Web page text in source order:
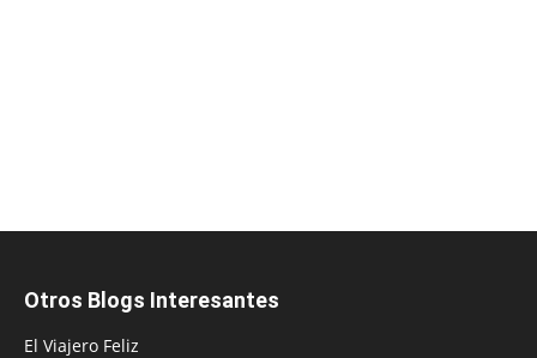
Otros Blogs Interesantes
El Viajero Feliz